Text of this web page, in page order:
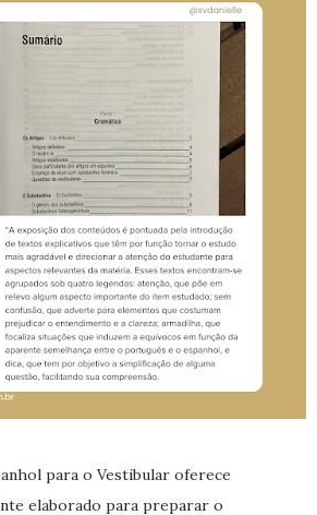
para o Vestibular oferece
elaborado para preparar o